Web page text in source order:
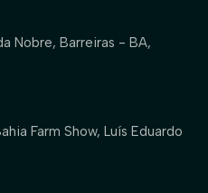
Nobre, Barreiras - BA,
Farm Show, Luís Eduardo